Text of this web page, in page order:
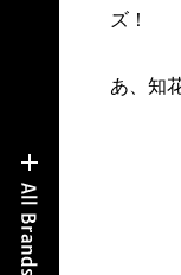
ズ！
あ、知